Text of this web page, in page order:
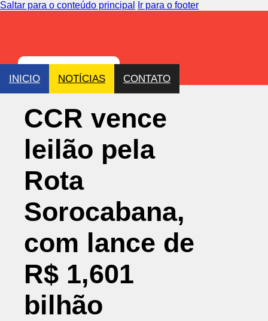
Saltar para o conteúdo principal Ir para o footer
INICIO NOTÍCIAS CONTATO
CCR vence
leilão pela
Rota
Sorocabana,
com lance de
R$ 1,601
bilhão